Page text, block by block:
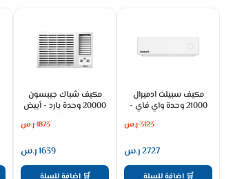
مكيف سبيلت ادميرال
21000 وحدة واي فاي -
3123ر.س
2727ر.س
🛒 إضافة للسلة
مكيف شباك جيبسون
20000 وحدة بارد - أبيض
GWAC24CFA02
1873ر.س
1639ر.س
🛒 إضافة للسلة